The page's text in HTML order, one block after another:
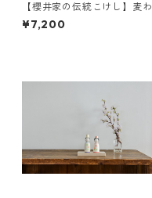
【櫻井家の伝統こけし】麦わ
ら カンカン帽a-3〈イタヤカ
エデ〉
¥7,200